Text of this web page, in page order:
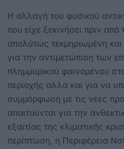
Η αλλαγή του φυσικού
που είχε ξεκινήσει πριν από
απολύτως τεκμηριωμένη
για την αντιμετώπιση των
πλημμυρικού φαινομένου
περιοχής αλλά και για να
συμμόρφωση με τις νέες
απαιτούνται για την
εξαιτίας της κλιματικής
περίπτωση, η Περιφέρεια